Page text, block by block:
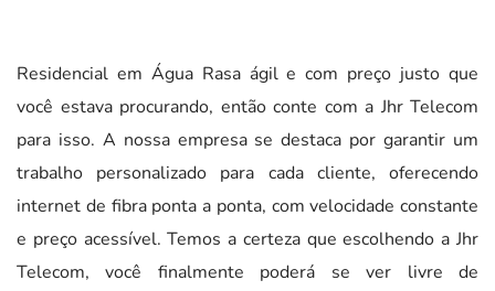
Residencial em Água Rasa ágil e com preço justo que
você estava procurando, então conte com a Jhr Telecom
para isso. A nossa empresa se destaca por garantir um
trabalho personalizado para cada cliente, oferecendo
internet de fibra ponta a ponta, com velocidade constante
e preço acessível. Temos a certeza que escolhendo a Jhr
Telecom, você finalmente poderá se ver livre de